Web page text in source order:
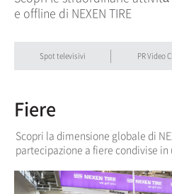
e offline di NEXEN TIRE
Spot televisivi PR Video
Fiere
Scopri la dimensione globale di
partecipazione a fiere condivise